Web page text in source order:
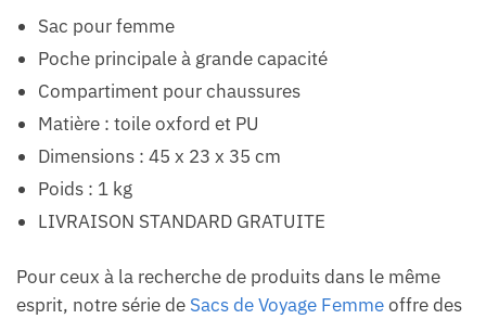
Sac pour femme
Poche principale à grande capacité
Compartiment pour chaussures
Matière : toile oxford et PU
Dimensions : 45 x 23 x 35 cm
Poids : 1 kg
LIVRAISON STANDARD GRATUITE
Pour ceux à la recherche de produits dans le même
esprit, notre série de Sacs de Voyage Femmeoffre des